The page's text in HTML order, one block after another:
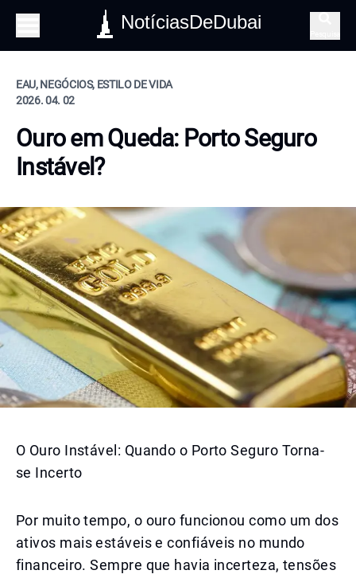
NotíciasDeDubai
EAU, NEGÓCIOS, ESTILO DE VIDA
2026. 04. 02
Ouro em Queda: Porto Seguro
Instável?
O Ouro Instável: Quando o Porto Seguro Torna-
se Incerto
Por muito tempo, o ouro funcionou como um dos
ativos mais estáveis e confiáveis no mundo
financeiro. Sempre que havia incerteza, tensões